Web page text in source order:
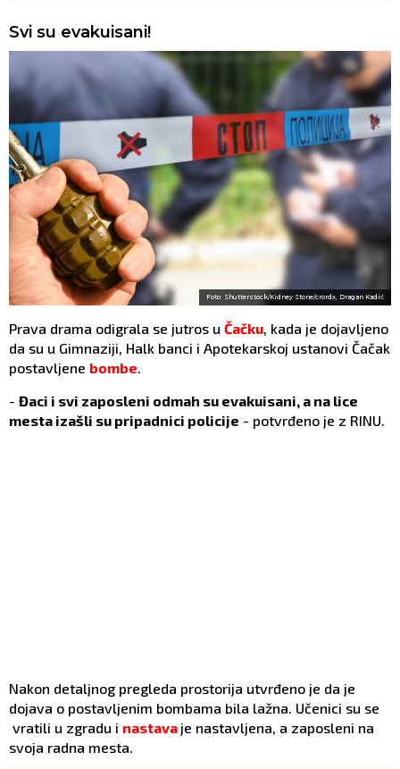
Svi su evakuisani!
Foto: Shutterstock/Kidney Stone/crordx, Dragan Kadić
Prava drama odigrala se jutros u Čačku, kada je dojavljeno
da su u Gimnaziji, Halk banci i Apotekarskoj ustanovi Čačak
postavljene bombe.
- Đaci i svi zaposleni odmah su evakuisani, a na lice
mesta izašli su pripadnici policije - potvrđeno je z RINU.
Nakon detaljnog pregleda prostorija utvrđeno je da je
dojava o postavljenim bombama bila lažna. Učenici su se
vratili u zgradu i nastava je nastavljena, a zaposleni na
svoja radna mesta.